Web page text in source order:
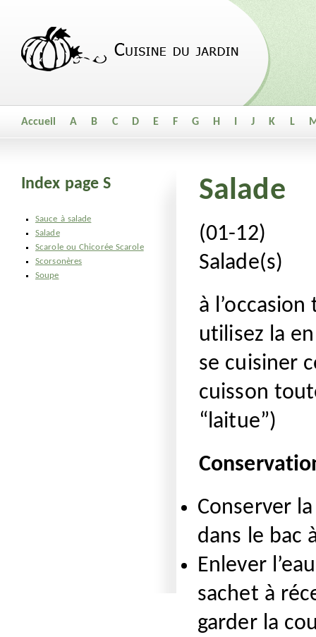
Accueil A B C D E F G H J K L
Index page S
Sauce à salade
Salade
Scarole ou Chicorée Scarole
Scorsonères
Soupe
Salade
(01-12)
Salade(s)
à
utilisez la
se cuisiner
cuisson
“laitue”)
Conserver
dans le bac
Enlever
sachet à
garder la